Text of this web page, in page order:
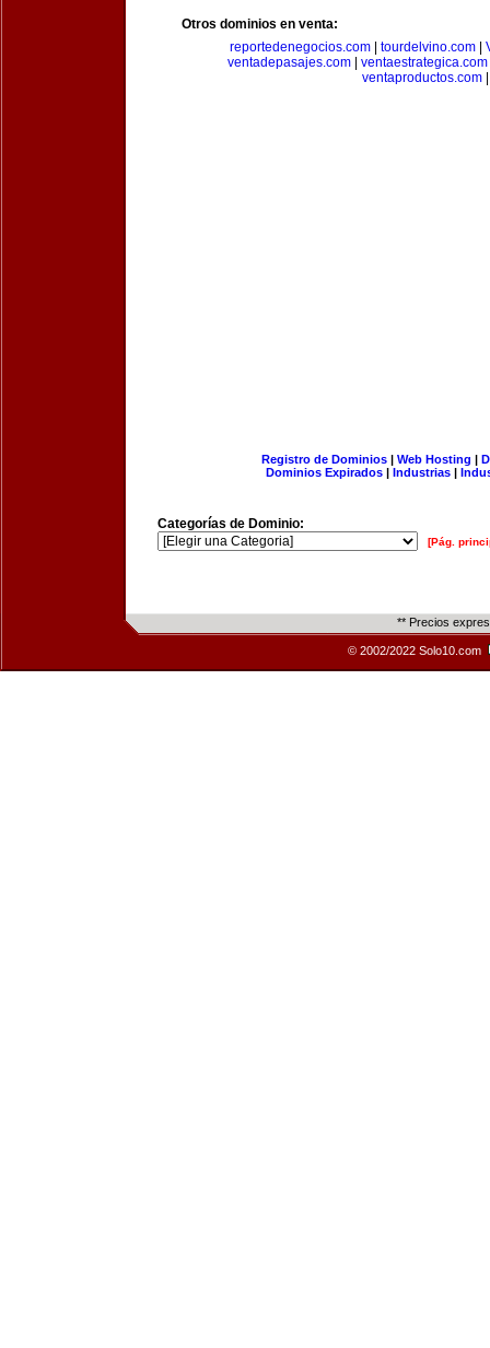
Otros dominios en venta:
reportedenegocios.com| tourdelvino.com|
ventadepasajes.com
ventaestrategica.com
ventaproductos.com
Registro de Dominios| Web Hosting |
Dominios Expirados | Industrias |
Categorías de Dominio:
[Pág.
** Precios
© 2002/2022 Solo10.com